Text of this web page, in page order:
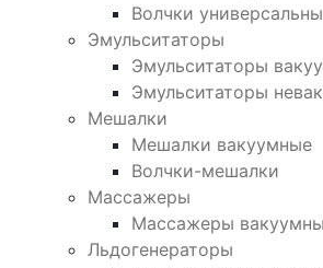
Волчки
Эмульситаторы
Эмульситаторы
Эмульситаторы
Мешалки
Мешалки вакуумные
Волчки-мешалки
Массажеры
Массажеры
Льдогенераторы